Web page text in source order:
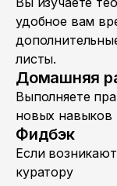
удобное вам
листы.
Домашняя
Выполняете
новых навыков
Фидбэк
Если
куратору